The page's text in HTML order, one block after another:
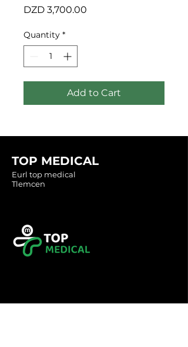
DZD 3,700.00
Quantity *
Add to Cart
TOP MEDICAL
Eurl top medical
Tlemcen